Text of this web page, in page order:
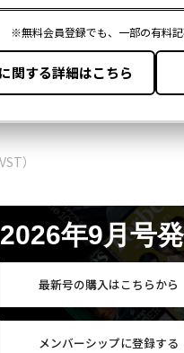
）
2026年9月号
最新号の購入はこちらから
メンバーシップに登録する